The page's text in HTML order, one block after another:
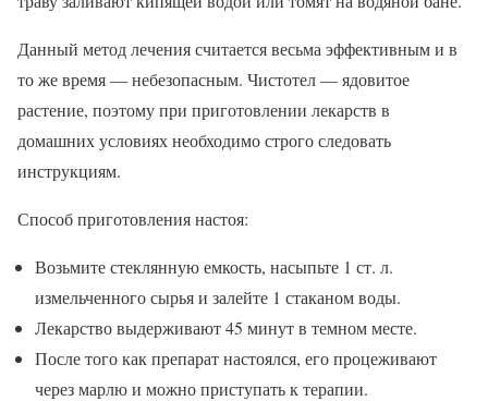
Данный метод лечения считается весьма эффективным и в
то же время — небезопасным. Чистотел — ядовитое
растение, поэтому при приготовлении лекарств в
домашних условиях необходимо строго следовать
инструкциям.
Способ приготовления настоя:
Возьмите стеклянную емкость, насыпьте 1 ст. л.
измельченного сырья и залейте 1 стаканом воды.
Лекарство выдерживают 45 минут в темном месте.
После того как препарат настоялся, его процеживают
через марлю и можно приступать к терапии.